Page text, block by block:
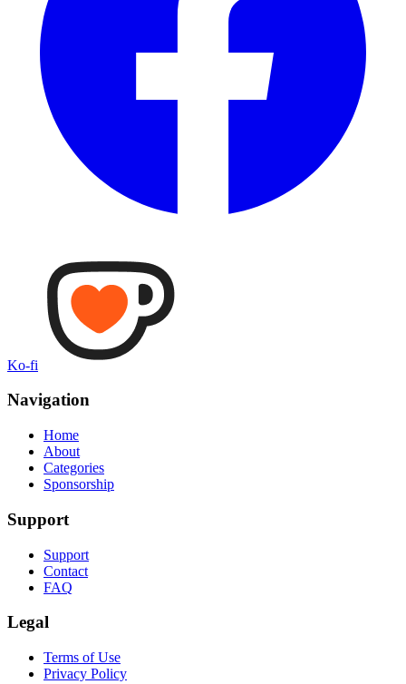
Ko-fi
Navigation
Home
About
Categories
Sponsorship
Support
Support
Contact
FAQ
Legal
Terms of Use
Privacy Policy